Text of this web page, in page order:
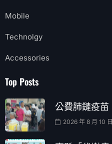
Mobile
Technolgy
Accessories
Top Posts
公費肺鏈疫苗
2026 年 8 月 10 日